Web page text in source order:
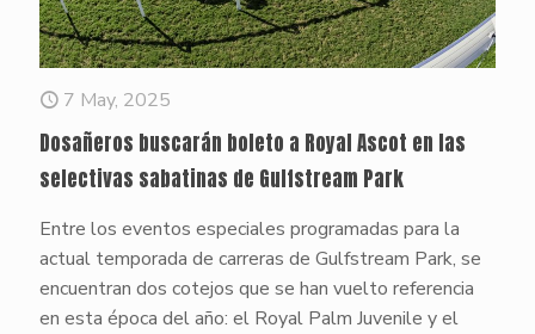
7 May, 2025
Dosañeros buscarán boleto a Royal Ascot en las
selectivas sabatinas de Gulfstream Park
Entre los eventos especiales programadas para la
actual temporada de carreras de Gulfstream Park, se
encuentran dos cotejos que se han vuelto referencia
en esta época del año: el Royal Palm Juvenile y el